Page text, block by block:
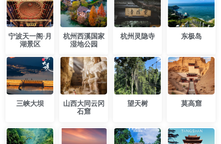
宁波天一阁·月
湖景区
杭州西溪国家
湿地公园
​杭州灵隐寺 东极岛
三峡大坝
山西大同云冈
石窟
望天树 莫高窟